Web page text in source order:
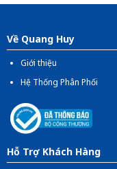
Địa chỉ:1066-
Về Quang Huy
Giới thiệu
Hệ Thống Phân Phối
Hỗ Trợ Khách Hàng